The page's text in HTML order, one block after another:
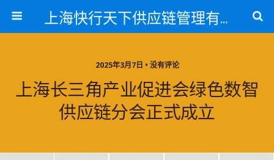
上海快行天下供应链管理有限公司
2025年3月7日 • 没有评论
上海长三角产业促进会绿色数智
供应链分会正式成立